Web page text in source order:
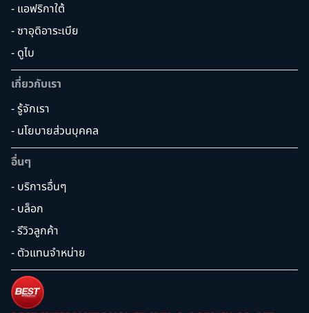
- แอฟริกาใต้
- ซาอุดิอาระเบีย
- ดูไบ
เกี่ยวกับเรา
- รู้จักเรา
- นโยบายส่วนบุคคล
อื่นๆ
- บริการอื่นๆ
- บล็อก
- รีวิวลูกค้า
- ตัวแทนจำหน่าย